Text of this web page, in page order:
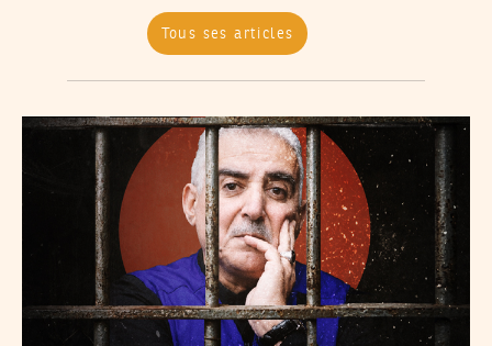
Tous ses articles